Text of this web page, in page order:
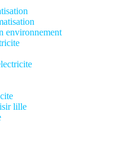
environnement
lille